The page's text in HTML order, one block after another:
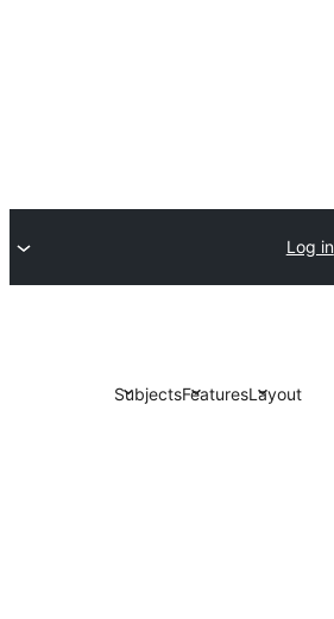
Log in
Layout
Features
Subjects